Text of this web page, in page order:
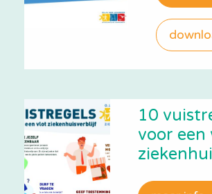
10
voor een